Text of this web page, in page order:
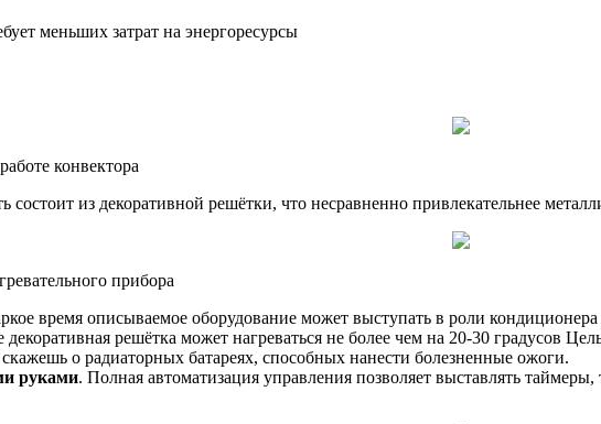
меньших затрат на энергоресурсы
конвектора
состоит из декоративной решётки, что несравненно привлекательнее
прибора
время описываемое оборудование может выступать в роли
решётка может нагреваться не более чем на 20-30 градусов
о радиаторных батареях, способных нанести болезненные ожоги.
руками. Полная автоматизация управления позволяет выставлять